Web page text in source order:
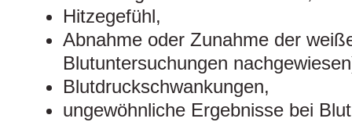
Hitzegefühl,
Abnahme oder Zunahme der
Blutuntersuchungen
Blutdruckschwankungen,
ungewöhnliche Ergebnisse bei